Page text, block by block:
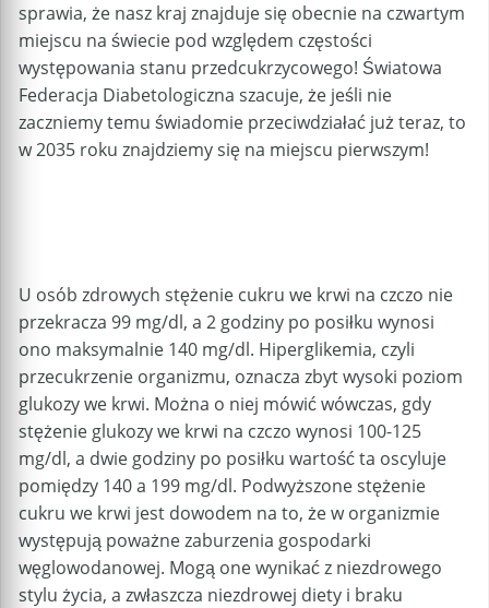
sprawia, że nasz kraj znajduje się obecnie na czwartym
miejscu na świecie pod względem częstości
występowania stanu przedcukrzycowego! Światowa
Federacja Diabetologiczna szacuje, że jeśli nie
zaczniemy temu świadomie przeciwdziałać już teraz, to
w 2035 roku znajdziemy się na miejscu pierwszym!
U osób zdrowych stężenie cukru we krwi na czczo nie
przekracza 99 mg/dl, a 2 godziny po posiłku wynosi
ono maksymalnie 140 mg/dl. Hiperglikemia, czyli
przecukrzenie organizmu, oznacza zbyt wysoki poziom
glukozy we krwi. Można o niej mówić wówczas, gdy
stężenie glukozy we krwi na czczo wynosi 100-125
mg/dl, a dwie godziny po posiłku wartość ta oscyluje
pomiędzy 140 a 199 mg/dl. Podwyższone stężenie
cukru we krwi jest dowodem na to, że w organizmie
występują poważne zaburzenia gospodarki
węglowodanowej. Mogą one wynikać z niezdrowego
stylu życia, a zwłaszcza niezdrowej diety i braku